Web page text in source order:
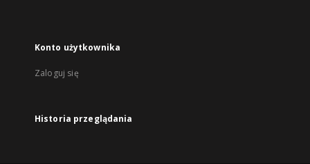
Konto użytkownika
Zaloguj się
Historia przeglądania